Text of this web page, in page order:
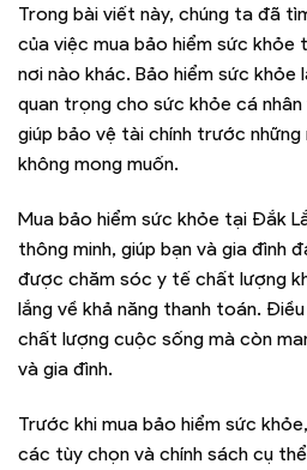
Trong bài viết này, chúng ta đã
của việc mua bảo hiểm sức
nơi nào khác. Bảo hiểm sức
quan trọng cho sức khỏe cá
giúp bảo vệ tài chính trước
không mong muốn.
Mua bảo hiểm sức khỏe tại Đắk
thông minh, giúp bạn và gia đình
được chăm sóc y tế chất lượng
lắng về khả năng thanh toán.
chất lượng cuộc sống mà còn
và gia đình.
Trước khi mua bảo hiểm sức
các tùy chọn và chính sách cụ